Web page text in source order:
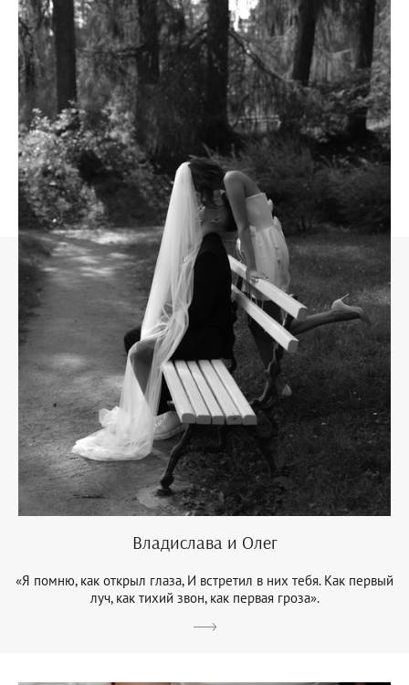
Владислава и Олег
«Я помню, как открыл глаза, И встретил в них тебя. Как первый
луч, как тихий звон, как первая гроза».